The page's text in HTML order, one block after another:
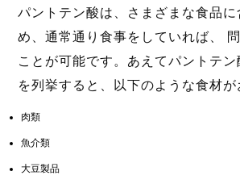
パントテン酸は、さまざまな食品に
め、通常通り食事をしていれば、
ことが可能です。あえてパントテ
を列挙すると、以下のような食材が
肉類
魚介類
大豆製品